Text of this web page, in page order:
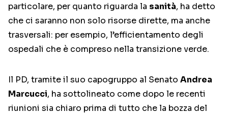
particolare, per quanto riguarda la sanità, ha detto
che ci saranno non solo risorse dirette, ma anche
trasversali: per esempio, l’efficientamento degli
ospedali che è compreso nella transizione verde.
Il PD, tramite il suo capogruppo al Senato Andrea
Marcucci, ha sottolineato come dopo le recenti
riunioni sia chiaro prima di tutto che la bozza del